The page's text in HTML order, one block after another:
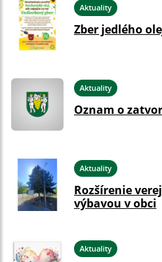
Aktuality
Zber jedlého
Aktuality
Oznam o
Aktuality
Rozšírenie
výbavou v obci
Aktuality